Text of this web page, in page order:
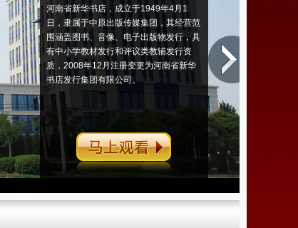
河南省新华书店，成立于1949年4月1
日，隶属于中原出版传媒集团，其经营范
围涵盖图书、音像、电子出版物发行，具
有中小学教材发行和评议类教辅发行资
质，2008年12月注册变更为河南省新华
书店发行集团有限公司。
马上观看